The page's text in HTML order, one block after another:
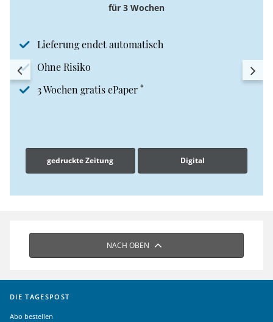
für 3 Wochen
Lieferung endet automatisch
Ohne Risiko
3 Wochen gratis ePaper *
gedruckte Zeitung Digital
NACH OBEN
DIE TAGESPOST
Abo bestellen